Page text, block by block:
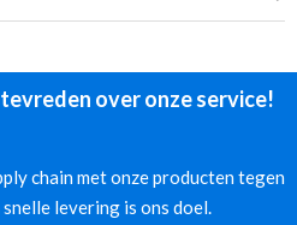
over onze service!
chain met onze producten tegen
levering is ons doel.